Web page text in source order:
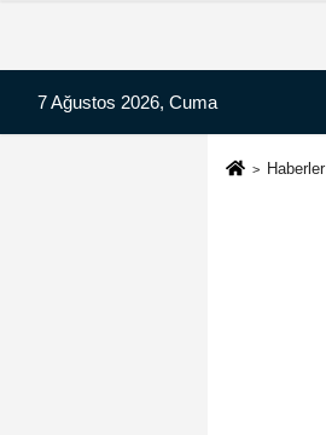
7 Ağustos 2026, Cuma
Haberler